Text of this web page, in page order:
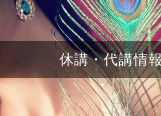
休講・代講情